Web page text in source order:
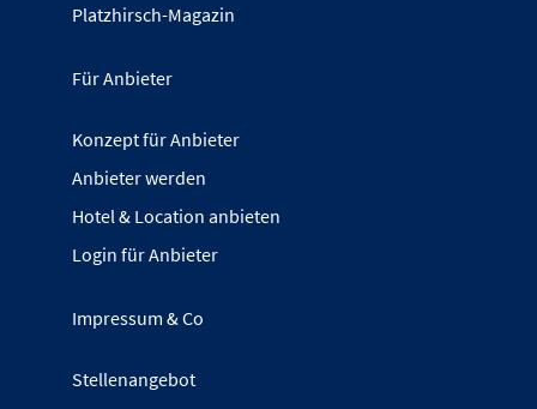
Platzhirsch-Magazin
Für Anbieter
Konzept für Anbieter
Anbieter werden
Hotel & Location anbieten
Login für Anbieter
Impressum & Co
Stellenangebot